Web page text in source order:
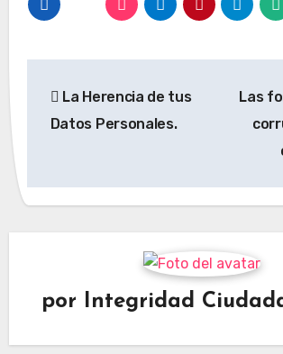
de
La Herencia de tus
Datos Personales.
Las
por Integridad